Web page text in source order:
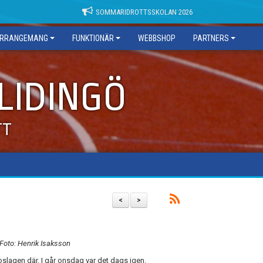
SOMMARIDROTTSSKOLAN 2026
FUNKTIONÄR WEBBSHOP PARTNERS
>
<
Henrik Isaksson
där. I går onsdag var det dags igen.